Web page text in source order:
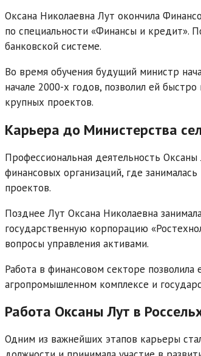
Оксана Николаевна Лут окончила
по специальности «Финансы и кредит».
банковской системе.
Во время обучения будущий министр
начале 2000-х годов, позволил ей
крупных проектов.
Карьера до Министерства
Профессиональная деятельность
финансовых организаций, где
проектов.
Позднее Лут Оксана Николаевна
государственную корпорацию
вопросы управления активами.
Работа в финансовом секторе
агропромышленном комплексе и
Работа Оксаны Лут в
Одним из важнейших этапов карьеры